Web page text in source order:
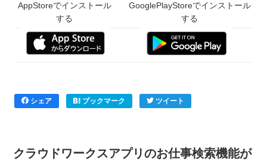
AppStoreでインストール
する
GooglePlayStoreでインストール
する
シェア ブックマーク ツイート
クラウドワークスアプリのお仕事検索機能が